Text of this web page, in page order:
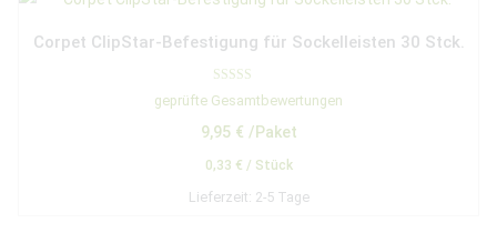
Corpet ClipStar-Befestigung für Sockelleisten 30 Stck.
Bewertet mit
5.00
geprüfte Gesamtbewertungen
9,95 € /Paket
0,33 € / Stück
Lieferzeit: 2-5 Tage